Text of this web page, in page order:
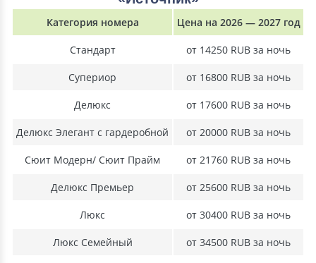
Категория номера Цена на 2026 — 2027 год
Стандарт от 14250 RUB за ночь
Супериор от 16800 RUB за ночь
Делюкс от 17600 RUB за ночь
Делюкс Элегант с гардеробной от 20000 RUB за ночь
Сюит Модерн/ Сюит Прайм от 21760 RUB за ночь
Делюкс Премьер от 25600 RUB за ночь
Люкс от 30400 RUB за ночь
Люкс Семейный от 34500 RUB за ночь